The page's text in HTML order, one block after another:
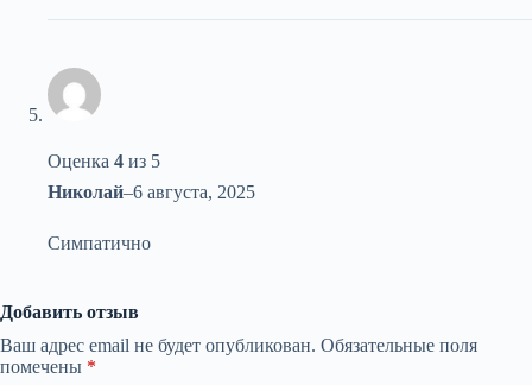
Оценка 4 из 5
Николай–6 августа, 2025
Симпатично
Добавить отзыв
Ваш адрес email не будет опубликован. Обязательные поля
помечены *